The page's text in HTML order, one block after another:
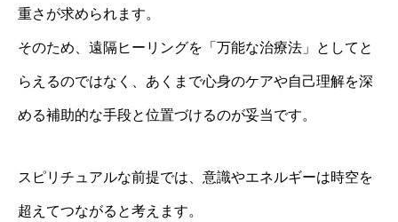
重さが求められます。
そのため、遠隔ヒーリングを「万能な治療法」としてと
らえるのではなく、あくまで心身のケアや自己理解を深
める補助的な手段と位置づけるのが妥当です。
スピリチュアルな前提では、意識やエネルギーは時空を
超えてつながると考えます。